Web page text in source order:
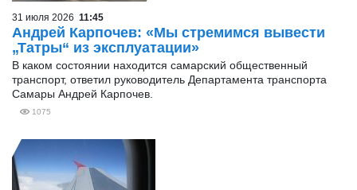
31 июля 2026 11:45
Андрей Карпочев: «Мы стремимся вывести
„Татры“ из эксплуатации»
В каком состоянии находится самарский общественный
транспорт, ответил руководитель Департамента транспорта
Самары Андрей Карпочев.
1075